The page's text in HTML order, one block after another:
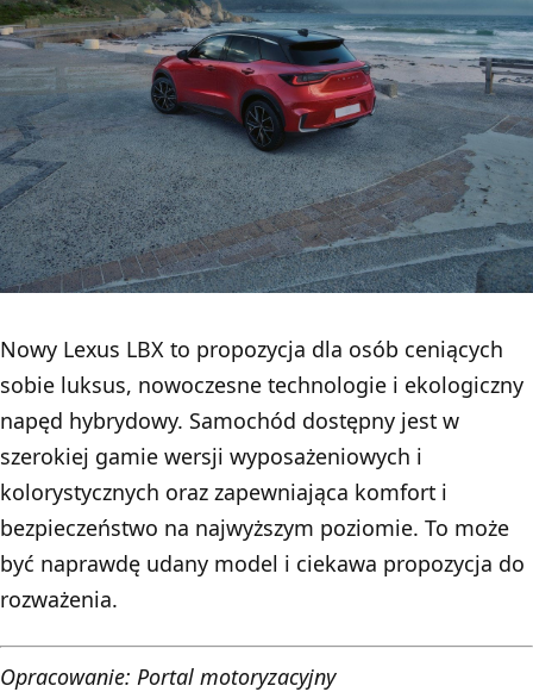
Nowy Lexus LBX to propozycja dla osób ceniących
sobie luksus, nowoczesne technologie i ekologiczny
napęd hybrydowy. Samochód dostępny jest w
szerokiej gamie wersji wyposażeniowych i
kolorystycznych oraz zapewniająca komfort i
bezpieczeństwo na najwyższym poziomie. To może
być naprawdę udany model i ciekawa propozycja do
rozważenia.
Opracowanie: Portal motoryzacyjny